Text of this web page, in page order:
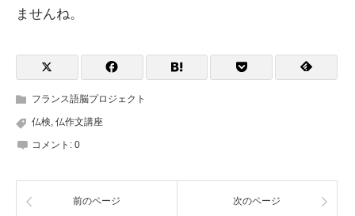
ませんね。
フランス語脳プロジェクト
仏検 仏作文講座
コメント: 0
前のページ 次のページ